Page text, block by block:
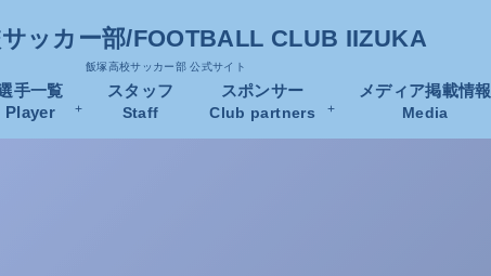
ッカー部/FOOTBALL CLUB IIZUKA
飯塚高校サッカー部 公式サイト
手一覧
Player
スタッフ
Staff
スポンサー
Club partners
メディア掲載情報
Media